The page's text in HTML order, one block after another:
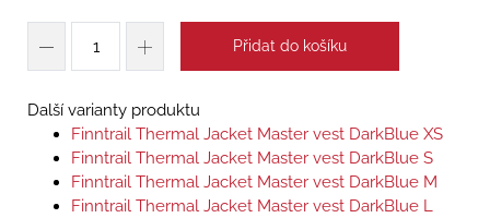
Přidat do košíku
Další varianty produktu
Finntrail Thermal Jacket Master vest DarkBlue XS
Finntrail Thermal Jacket Master vest DarkBlue S
Finntrail Thermal Jacket Master vest DarkBlue M
Finntrail Thermal Jacket Master vest DarkBlue L